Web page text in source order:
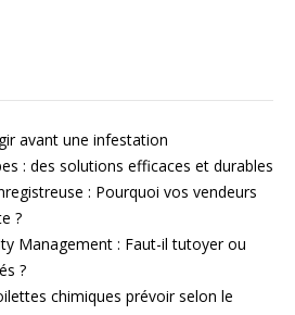
avant une infestation
: des solutions efficaces et durables
: Pourquoi vos vendeurs
?
Management : Faut-il tutoyer ou
?
chimiques prévoir selon le